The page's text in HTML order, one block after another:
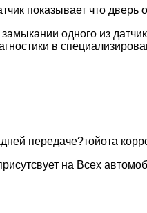
показывает что дверь
одного из
в
передаче?тойота
на Всех